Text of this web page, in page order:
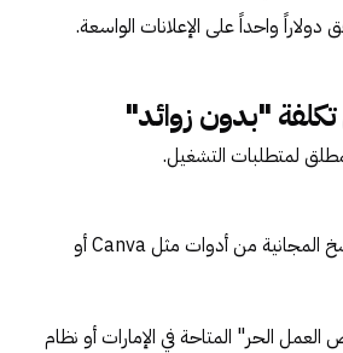
واحداً على الإعلانات الواسعة.
لمتطلبات التشغيل.
استخدم النسخ المجانية من أدوات مثل Canva أو
الحر" المتاحة في الإمارات أو نظام